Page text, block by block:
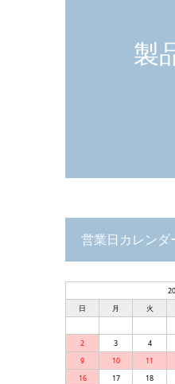
製
営業日カレンダ
日
月 火
2
3 4
9
10 11
16
17 18